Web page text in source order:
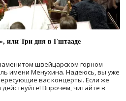
или Три дня в Гштааде
швейцарском горном
имени Менухина. Надеюсь, вы уже
вас концерты. Если же
Впрочем, читайте в